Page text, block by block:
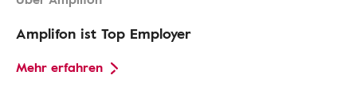
Amplifon ist Top Employer
Mehr erfahren